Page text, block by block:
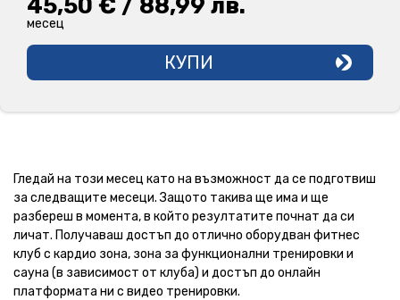
Galaxy
Изток
Красна Поляна
Лозенец
Люлин
45,50 € / 88,99 лв.
месец
КУПИ
Гледай на този месец като на възможност да се подготвиш
за следващите месеци. Защото такива ще има и ще
разбереш в момента, в който резултатите почнат да си
личат. Получаваш достъп до отлично оборудван фитнес
клуб с кардио зона, зона за функционални тренировки и
сауна (в зависимост от клуба) и достъп до онлайн
платформата ни с видео тренировки.